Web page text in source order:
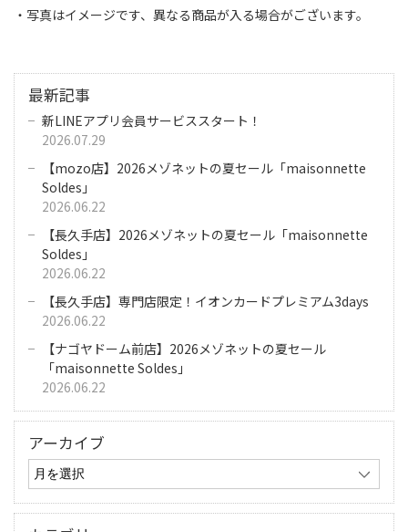
・写真はイメージです、異なる商品が入る場合がございます。
最新記事
新LINEアプリ会員サービススタート！
2026.07.29
【mozo店】2026メゾネットの夏セール「maisonnette
Soldes」
2026.06.22
【長久手店】2026メゾネットの夏セール「maisonnette
Soldes」
2026.06.22
【長久手店】専門店限定！イオンカードプレミアム3days
2026.06.22
【ナゴヤドーム前店】2026メゾネットの夏セール
「maisonnette Soldes」
2026.06.22
アーカイブ